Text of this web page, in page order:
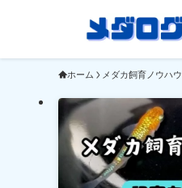
ホーム メダカ飼育ノウハウ